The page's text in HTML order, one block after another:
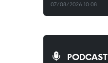
07/08/2026 10:08
PODCAST